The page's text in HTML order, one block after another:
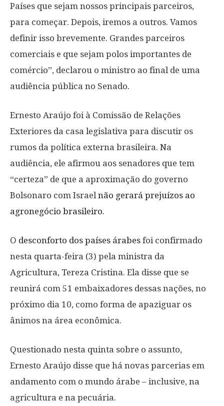
Países que sejam nossos principais parceiros,
para começar. Depois, iremos a outros. Vamos
definir isso brevemente. Grandes parceiros
comerciais e que sejam polos importantes de
comércio”, declarou o ministro ao final de uma
audiência pública no Senado.
Ernesto Araújo foi à Comissão de Relações
Exteriores da casa legislativa para discutir os
rumos da política externa brasileira. Na
audiência, ele afirmou aos senadores que tem
“certeza” de que a aproximação do governo
Bolsonaro com Israelnão gerará prejuízos ao
agronegócio brasileiro.
O desconforto dos países árabes foi confirmado
nesta quarta-feira (3) pela ministra da
Agricultura, Tereza Cristina. Ela disse que se
reunirá com 51 embaixadores dessas nações, no
próximo dia 10, como forma de apaziguar os
ânimos na área econômica.
Questionado nesta quinta sobre o assunto,
Ernesto Araújo disse que há novas parcerias em
andamento com o mundo árabe – inclusive, na
agricultura e na pecuária.